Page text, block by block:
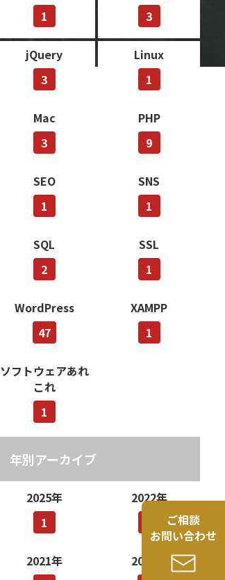
1
3
jQuery
3
Linux
1
Mac
3
PHP
9
SEO
1
SNS
1
SQL
2
SSL
1
WordPress
47
XAMPP
1
ソフトウェアあれ
これ
1
年別アーカイブ
2025年
1
2022年
2021年
2019年
ご相談
お問い合わせ